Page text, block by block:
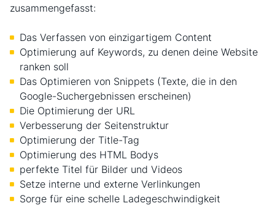
zusammengefasst:
Das Verfassen von einzigartigem Content
Optimierung auf Keywords, zu denen deine Website
ranken soll
Das Optimieren von Snippets (Texte, die in den
Google-Suchergebnissen erscheinen)
Die Optimierung der URL
Verbesserung der Seitenstruktur
Optimierung der Title-Tag
Optimierung des HTML Bodys
perfekte Titel für Bilder und Videos
Setze interne und externe Verlinkungen
Sorge für eine schelle Ladegeschwindigkeit